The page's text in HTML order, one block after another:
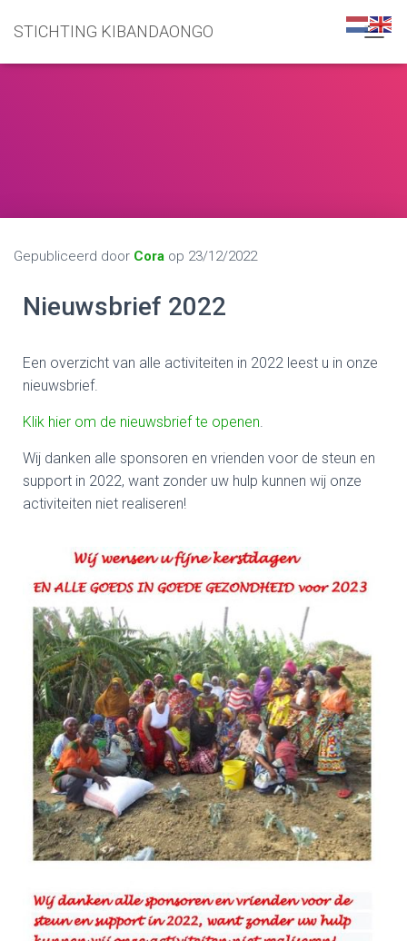
STICHTING KIBANDAONGO
A
I
Gepubliceerd door Cora op 23/12/2022
Nieuwsbrief 2022
Een overzicht van alle activiteiten in 2022 leest u in onze
nieuwsbrief.
Klik hier om de nieuwsbrief te openen.
Wij danken alle sponsoren en vrienden voor de steun en
support in 2022, want zonder uw hulp kunnen wij onze
activiteiten niet realiseren!